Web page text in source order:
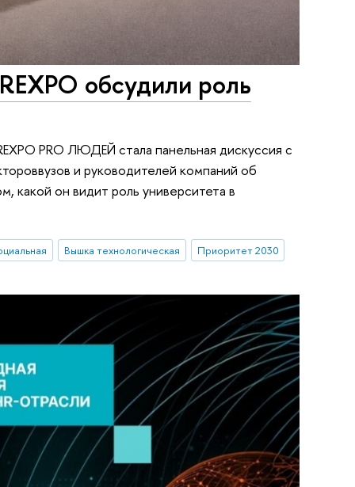
обсудили роль
PRO ЛЮДЕЙ стала панельная дискуссия с
и руководителей компаний об
какой он видит роль университета в
Вышка технологическая Приоритет 2030